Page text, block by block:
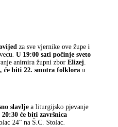
za sve vjernike ove župe i
U 19:00 sati počinje sveto
animira župni zbor Elizej.
će biti 22. smotra folklora u
slavlje a liturgijsko pjevanje
20:30 će biti završnica
24” na Š.C. Stolac.